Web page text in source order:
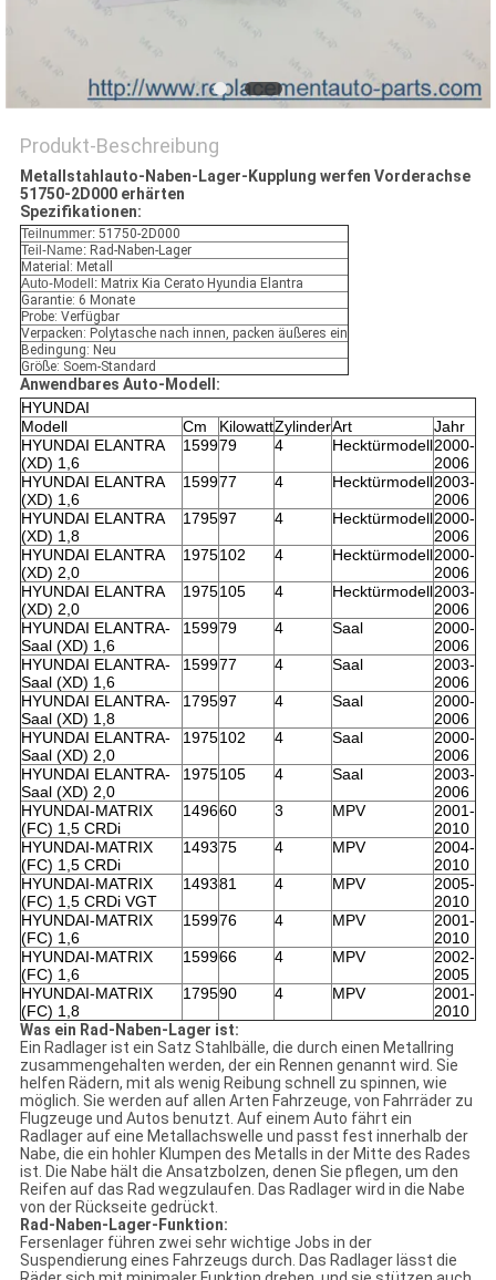
Produkt-Beschreibung
Metallstahlauto-Naben-Lager-Kupplung werfen Vorderachse
51750-2D000 erhärten
Spezifikationen:
Teilnummer:51750-2D000
Teil-Name:Rad-Naben-Lager
Material: Metall
Auto-Modell:Matrix Kia Cerato Hyundia Elantra
Garantie: 6 Monate
Probe: Verfügbar
Verpacken: Polytasche nach innen, packen äußeres ein
Bedingung: Neu
Größe: Soem-Standard
Anwendbares Auto-Modell:
HYUNDAI
Modell
Cm KilowattZylinderArt
Jahr
HYUNDAI ELANTRA
(XD) 1,6
159979 4 Hecktürmodell2000-
2006
HYUNDAI ELANTRA
(XD) 1,6
159977 4 Hecktürmodell2003-
2006
HYUNDAI ELANTRA
(XD) 1,8
179597 4 Hecktürmodell2000-
2006
HYUNDAI ELANTRA
(XD) 2,0
1975102 4 Hecktürmodell2000-
2006
HYUNDAI ELANTRA
(XD) 2,0
1975105 4 Hecktürmodell2003-
2006
HYUNDAI ELANTRA-
Saal (XD) 1,6
159979 4 Saal
2000-
2006
HYUNDAI ELANTRA-
Saal (XD) 1,6
159977 4 Saal
2003-
2006
HYUNDAI ELANTRA-
Saal (XD) 1,8
179597 4 Saal
2000-
2006
HYUNDAI ELANTRA-
Saal (XD) 2,0
1975102 4 Saal
2000-
2006
HYUNDAI ELANTRA-
Saal (XD) 2,0
1975105 4 Saal
2003-
2006
HYUNDAI-MATRIX
(FC) 1,5 CRDi
149660 3 MPV
2001-
2010
HYUNDAI-MATRIX
(FC) 1,5 CRDi
149375 4 MPV
2004-
2010
HYUNDAI-MATRIX
(FC) 1,5 CRDi VGT
149381 4 MPV
2005-
2010
HYUNDAI-MATRIX
(FC) 1,6
159976 4 MPV
2001-
2010
HYUNDAI-MATRIX
(FC) 1,6
159966 4 MPV
2002-
2005
HYUNDAI-MATRIX
(FC) 1,8
179590 4 MPV
2001-
2010
Was ein Rad-Naben-Lager ist:
Ein Radlager ist ein Satz Stahlbälle, die durch einen Metallring
zusammengehalten werden, der ein Rennen genannt wird. Sie
helfen Rädern, mit als wenig Reibung schnell zu spinnen, wie
möglich. Sie werden auf allen Arten Fahrzeuge, von Fahrräder zu
Flugzeuge und Autos benutzt. Auf einem Auto fährt ein
Radlager auf eine Metallachswelle und passt fest innerhalb der
Nabe, die ein hohler Klumpen des Metalls in der Mitte des Rades
ist. Die Nabe hält die Ansatzbolzen, denen Sie pflegen, um den
Reifen auf das Rad wegzulaufen. Das Radlager wird in die Nabe
von der Rückseite gedrückt.
Rad-Naben-Lager-Funktion:
Fersenlager führen zwei sehr wichtige Jobs in der
Suspendierung eines Fahrzeugs durch. Das Radlager lässt die